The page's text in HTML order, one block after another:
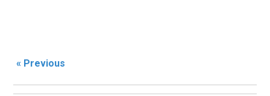
« Previous